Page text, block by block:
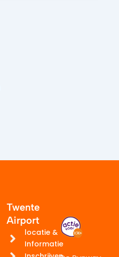
Twente
Airport
locatie &
Informatie